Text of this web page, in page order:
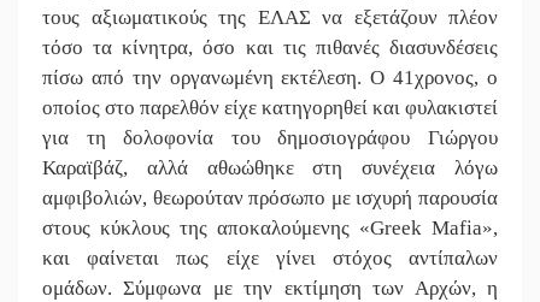
|| Στα
|| Νεκρή
τους αξιωματικούς της ΕΛΑΣ να εξετάζουν πλέον
τόσο τα κίνητρα, όσο και τις πιθανές διασυνδέσεις
πίσω από την οργανωμένη εκτέλεση. Ο 41χρονος, ο
οποίος στο παρελθόν είχε κατηγορηθεί και φυλακιστεί
για τη δολοφονία του δημοσιογράφου Γιώργου
Καραϊβάζ, αλλά αθωώθηκε στη συνέχεια λόγω
αμφιβολιών, θεωρούταν πρόσωπο με ισχυρή παρουσία
στους κύκλους της αποκαλούμενης «Greek Mafia»,
και φαίνεται πως είχε γίνει στόχος αντίπαλων
ομάδων. Σύμφωνα με την εκτίμηση των Αρχών, η